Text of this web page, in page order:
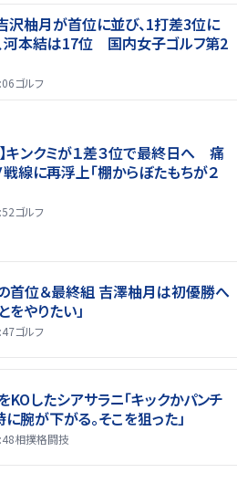
沢柚月が首位に並び、1打差3位に
河本結は17位 国内女子ゴルフ第2
ゴルフ
】キンクミが１差３位で最終日へ 痛
線に再浮上「棚からぼたもちが２
ゴルフ
首位＆最終組 吉澤柚月は初優勝へ
をやりたい」
ゴルフ
KOしたシアサラニ「キックかパンチ
腕が下がる。そこを狙った」
相撲格闘技